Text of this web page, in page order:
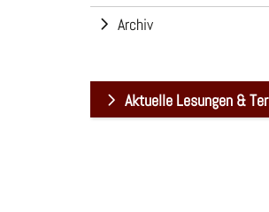
Archiv
Aktuelle Lesungen &